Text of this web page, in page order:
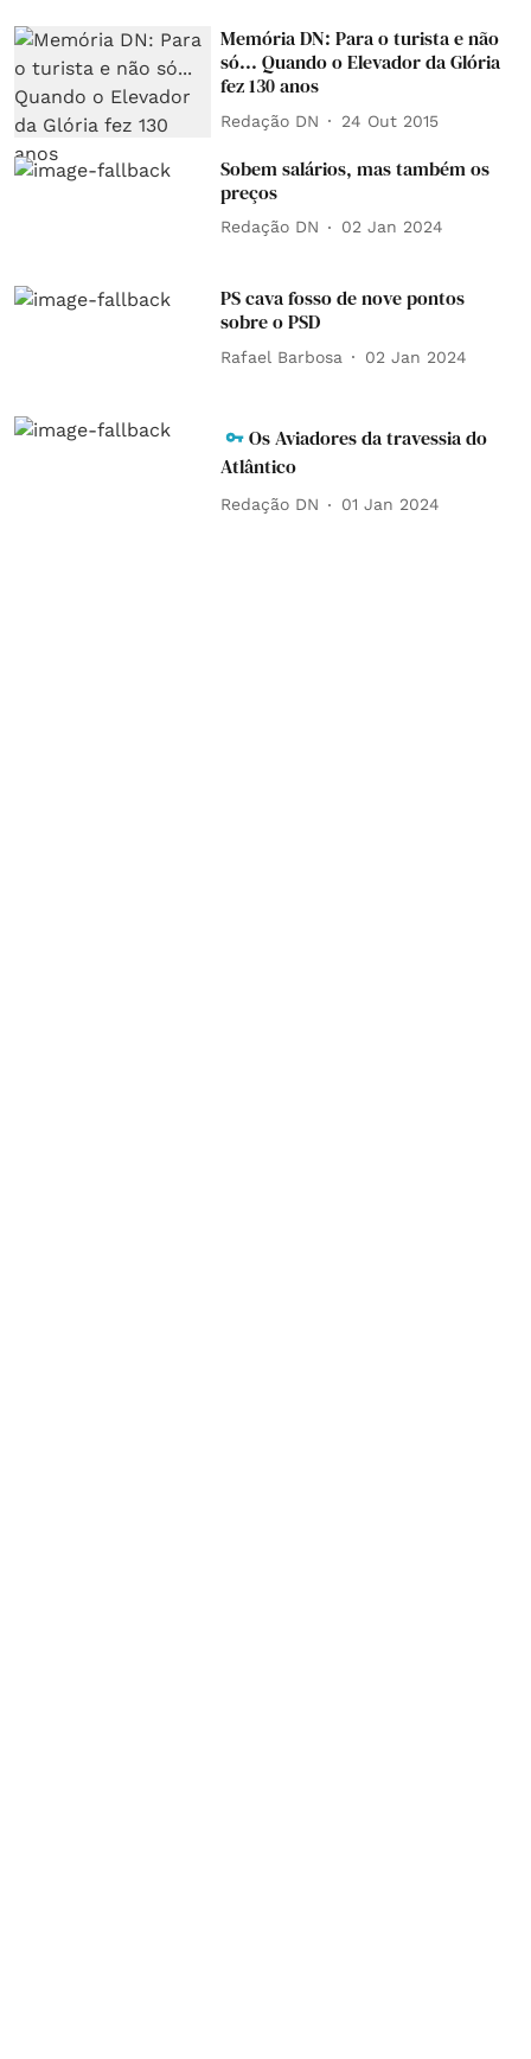
Memória DN: Para o turista e não
só... Quando o Elevador da Glória
fez 130 anos
Redação DN 24 Out 2015
Sobem salários, mas também os
preços
Redação DN 02 Jan 2024
PS cava fosso de nove pontos
sobre o PSD
Rafael Barbosa 02 Jan 2024
Os Aviadores da travessia do
Atlântico
Redação DN 01 Jan 2024